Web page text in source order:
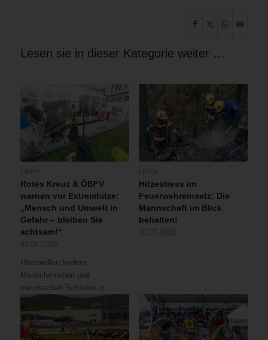
Lesen sie in dieser Kategorie weiter …
Rotes Kreuz & ÖBFV
warnen vor Extremhitze:
„Mensch und Umwelt in
Gefahr – bleiben Sie
achtsam!“
Hitzewellen fordern
Menschenleben und
verursachen Schäden in…
Hitzestress im
Feuerwehreinsatz: Die
Mannschaft im Blick
behalten!